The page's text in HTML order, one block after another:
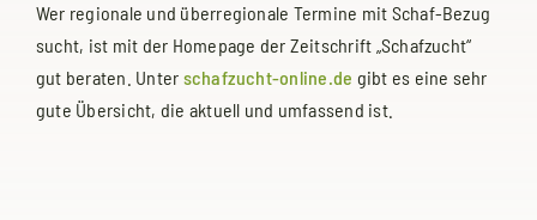
Wer regionale und überregionale Termine mit Schaf-Bezug
sucht, ist mit der Homepage der Zeitschrift „Schafzucht“
gut beraten. Unter schafzucht-online.de gibt es eine sehr
gute Übersicht, die aktuell und umfassend ist.